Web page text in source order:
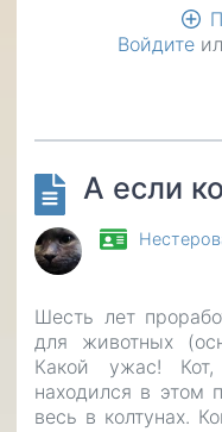
Войдите
А если
Шесть лет
для животных
Какой ужас!
находился в этом
весь в колтунах.